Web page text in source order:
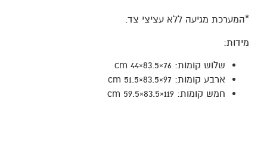
*המערכת מגיעה ללא עציצי צד.
מידות:
שלוש קומות: 76×83.5×44 cm
ארבע קומות: 97×83.5×51.5 cm
חמש קומות: 119×83.5×59.5 cm